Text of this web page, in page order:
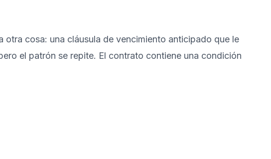
cosa: una cláusula de vencimiento anticipado que le
el patrón se repite. El contrato contiene una condición